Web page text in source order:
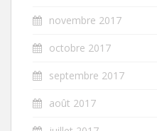
novembre 2017
octobre 2017
septembre 2017
août 2017